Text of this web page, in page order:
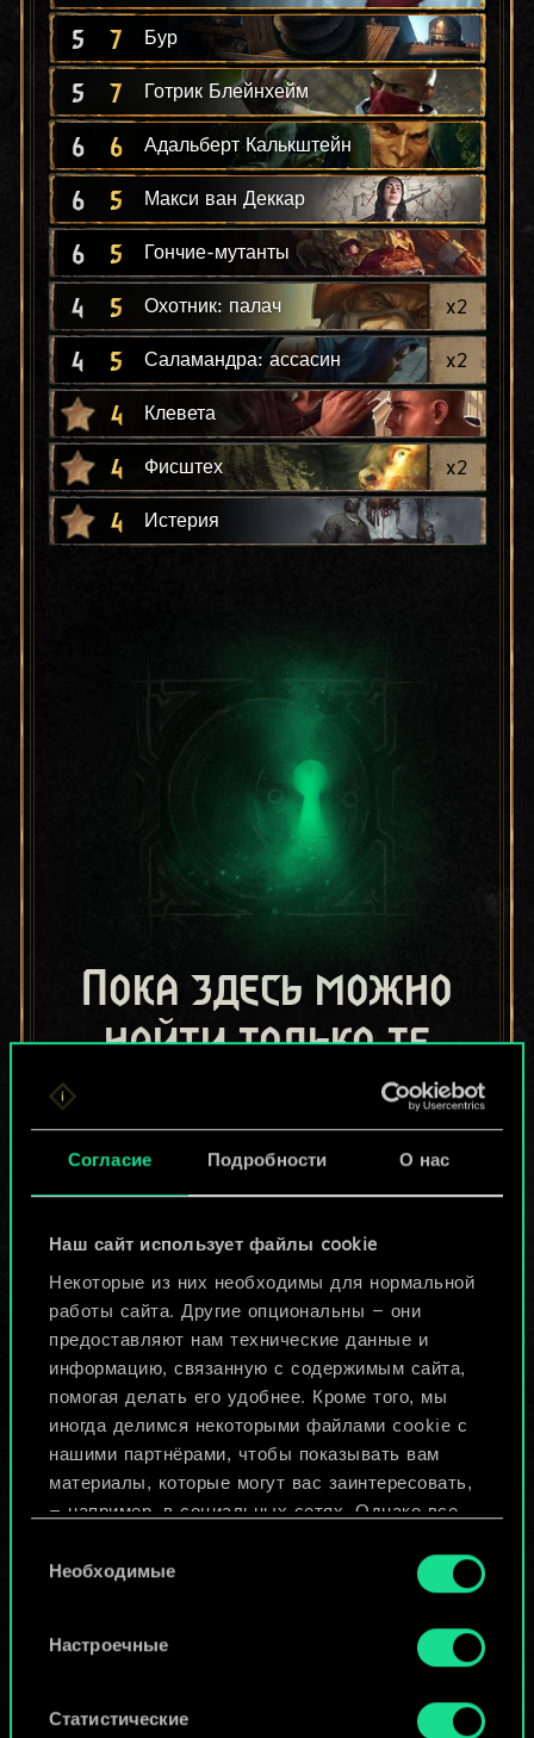
Согласие Подробности О нас
Наш сайт использует файлы cookie
Некоторые из них необходимы для нормальной
работы сайта. Другие опциональны — они
предоставляют нам технические данные и
информацию, связанную с содержимым сайта,
помогая делать его удобнее. Кроме того, мы
иногда делимся некоторыми файлами cookie с
нашими партнёрами, чтобы показывать вам
материалы, которые могут вас заинтересовать,
— например, в социальных сетях. Однако все
разрешения.
Найти подробную информацию о том, как мы
используем ваши файлы cookie, и изменить
«Настройки» ниже.
согласия
Необходимые
Настроечные
Статистические
5 7 Бур
5 7 Готрик Блейнхейм
6 6 Адальберт Калькштейн
6 5 Макси ван Деккар
6 5 Гончие-мутанты
4 5 Охотник: палач x2
4 5 Саламандра: ассасин x2
4 Клевета
4 Фисштех x2
4 Истерия
Пока здесь можно
найти только те
колоды, которыми
поделились другие
игроки.
Но их может быть
больше!
Назвать колоду и описать её
Изменить колоду